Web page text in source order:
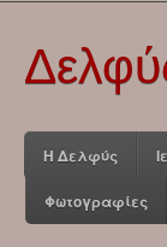
Η Δελφύς
Φωτογραφίες